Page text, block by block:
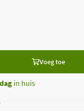
Voeg toe
in huis